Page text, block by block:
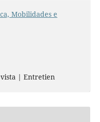
Mobilidades e
| Entretien